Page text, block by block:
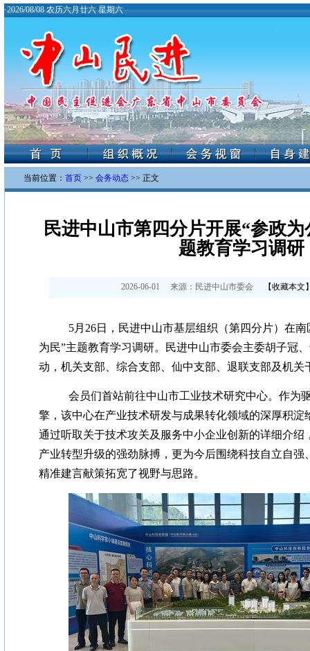
·2026/08/08 农历六月廿六 星期六
当前位置： 首页 >> 会务动态 >> 正文
民进中山市第四分片开展“参政
题教育学习调研
2026-06-01 来源： 民进中山市委会 【收藏本文
5月26日，民进中山市基层组织（第四分片）在
为民”主题教育学习调研。民进中山市委会主委胡子冠
动，机关支部、综合支部、仙中支部、退联支部及机关
会员们首站前往中山市工业技术研究中心。作为
擎，该中心在产业技术研发与成果转化领域的深厚积淀
通过听取关于技术攻关及服务中小企业创新的详细介绍
产业转型升级的强劲脉搏，更为今后围绕科技自立自强
精准建言献策拓宽了视野与思路。